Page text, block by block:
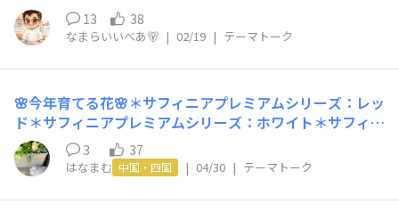
とセネッティは気にかけて夜間室内に入れていたんです
が、マーガレットはうっかりしていました😅 2年目のボン
丸く咲かないのは寒さ対策の甘さだと痛感しています。
暖かくなってきたからまだ間に合うかな？ お花咲いてく
れる様に見守りたいと思います🙇‍♀️
咲かせていますが、ここは北海道！ 雪 雪 雪❄️ 氷点下 真冬
日 吹雪の日が続きます。 雪の下で冬越しさせれば良かっ
たのですが、どうしても花を見たくて家の中で育てること
に・・・ それがそもそも大失敗の原因！ AI判断によると
Dライトだけでは枯れてしまいますよね🥶😱😰💧
13 38
なまらいいべあ🐻 | 02/19 | テーマトーク
🌸今年育てる花🌸​​ ＊ サフィニアプレミアムシリーズ：レッ
ド​＊サフィニアプレミアムシリーズ：ホワイト​＊サフィニ
アフリル：ライトピンク​＊サフィニアフリル：ライラック
ブルー​＊サフィニアアート：ももいろハート​＊サフィニア
アート：いちごシェイク​＊サフィニアアート：コーラルチ
ーク​＊サフィニアアート：とらネコ​＊サフィニアアートプ
3 37
はなまむ 中国・四国 | 04/30 | テーマトーク